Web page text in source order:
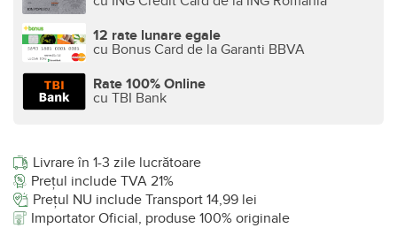
12 rate lunare egale
cu Bonus Card de la Garanti BBVA
Rate 100% Online
cu TBI Bank
Livrare în 1-3 zile lucrătoare
Prețul include TVA 21%
Prețul NU include Transport 14,99 lei
Importator Oficial, produse 100% originale